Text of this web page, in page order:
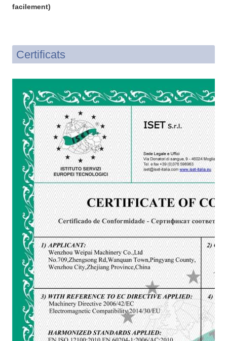
facilement)
Certificats